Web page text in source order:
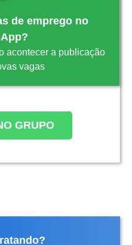
de emprego no
acontecer a publicação
vagas
GRUPO